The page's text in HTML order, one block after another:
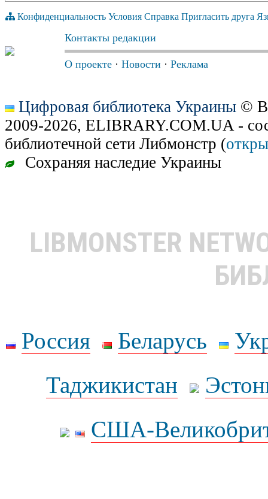
Конфиденциальность Условия Справка Пригласить друга
Контакты редакции
О проекте · Новости · Реклама
Цифровая библиотека Украины ©
2009-2026, ELIBRARY.COM.UA -
библиотечной сети Либмонстр (
Сохраняя наследие Украины
LIBMONSTER
Россия Беларусь
Таджикистан
США-